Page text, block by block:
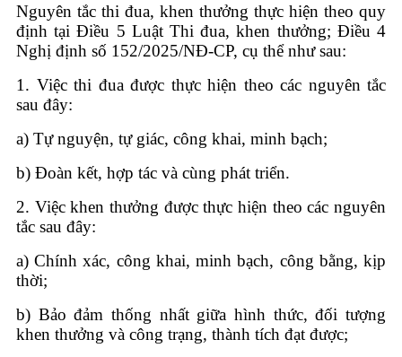
Nguyên tắc thi đua, khen thưởng thực hiện theo quy
định tại Điều 5 Luật Thi đua, khen thưởng; Điều 4
Nghị định số 152/2025/NĐ-CP, cụ thể như sau:
1. Việc thi đua được thực hiện theo các nguyên tắc
sau đây:
a) Tự nguyện, tự giác, công khai, minh bạch;
b) Đoàn kết, hợp tác và cùng phát triển.
2. Việc khen thưởng được thực hiện theo các nguyên
tắc sau đây:
a) Chính xác, công khai, minh bạch, công bằng, kịp
thời;
b) Bảo đảm thống nhất giữa hình thức, đối tượng
khen thưởng và công trạng, thành tích đạt được;